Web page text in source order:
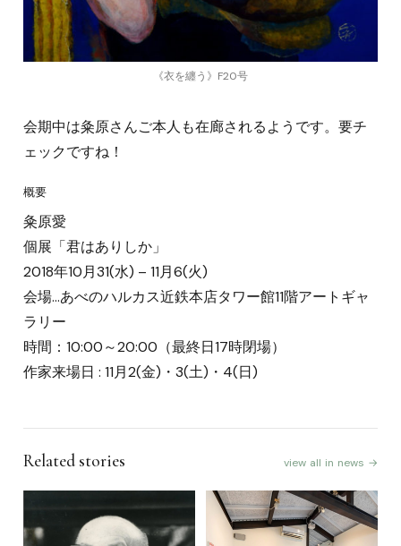
《衣を纏う》F20号
会期中は粂原さんご本人も在廊されるようです。要チ
ェックですね！
概要
粂原愛
個展「君はありしか」
2018年10月31(水) – 11月6(火)
会場…あべのハルカス近鉄本店タワー館11階アートギャ
ラリー
時間：10:00～20:00（最終日17時閉場）
作家来場日 : 11月2(金)・3(土)・4(日)
Related stories view all in news →